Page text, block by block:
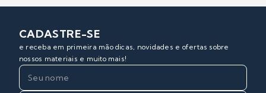
CADASTRE-SE
e receba em primeira mão dicas, novidades e ofertas sobre
nossos materiais e muito mais!